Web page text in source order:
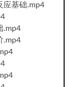
应基础.mp4
.mp4
.mp4